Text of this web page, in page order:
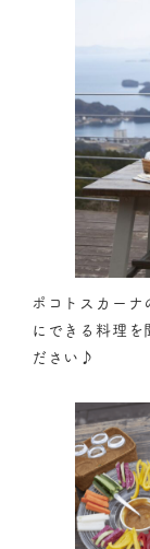
ポコトスカー
にできる料理を
ださい♪